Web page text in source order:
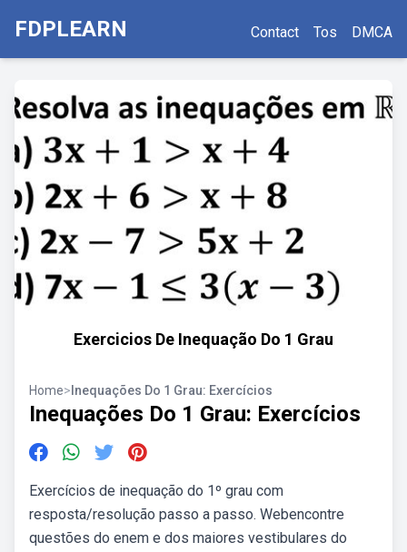
FDPLEARN Contact Tos DMCA
Exercicios De Inequação Do 1 Grau
Home> Inequações Do 1 Grau: Exercícios
Inequações Do 1 Grau: Exercícios
Exercícios de inequação do 1º grau com
resposta/resolução passo a passo. Webencontre
questões do enem e dos maiores vestibulares do